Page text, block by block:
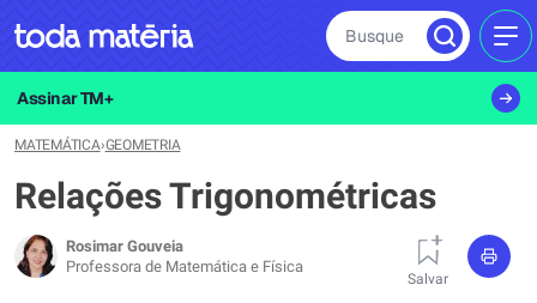
Busque
Assinar TM+
MATEMÁTICA›GEOMETRIA
Relações Trigonométricas
Rosimar Gouveia
Professora de Matemática e Física
Salvar